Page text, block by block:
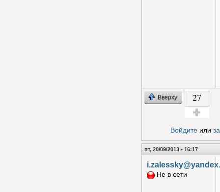
Вверху 27
Войдитеили
пт, 20/09/2013 - 16:17
Не в сети